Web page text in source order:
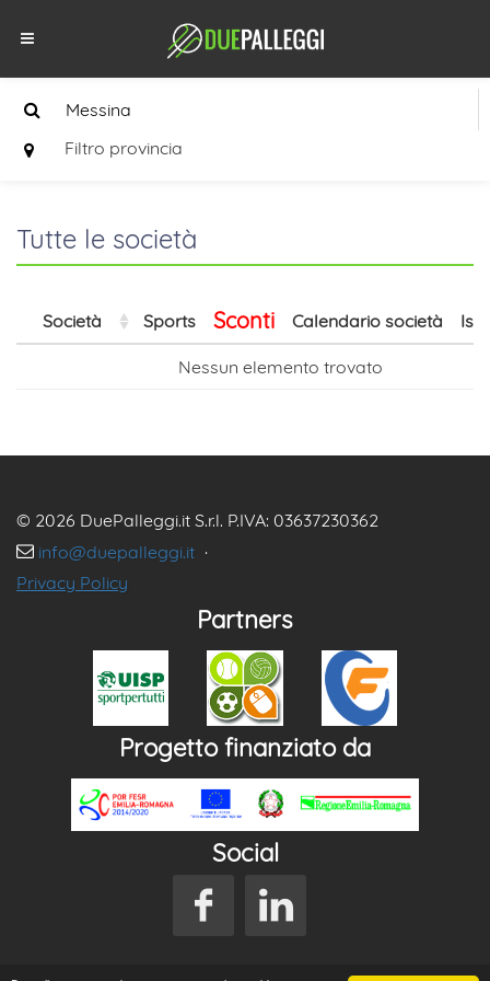
Filtro provincia
Tutte le società
Società Sports Sconti Calendario società
Nessun elemento trovato
© 2026 DuePalleggi.it S.r.l. P.IVA: 03637230362
info@duepalleggi.it ·
Privacy Policy
Partners
Progetto finanziato da
Social